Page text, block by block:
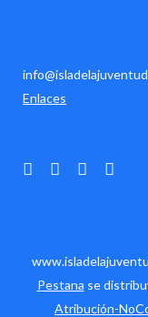
Enlaces
Pestana se
Atribución-